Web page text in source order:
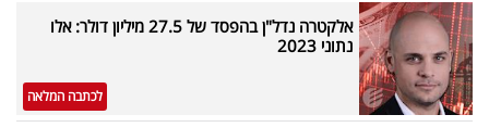
פרסמו
באייס
אלקטרה נדל"ן בהפסד של 27.5 מיליון דולר: אלו
נתוני 2023
לכתבה המלאה